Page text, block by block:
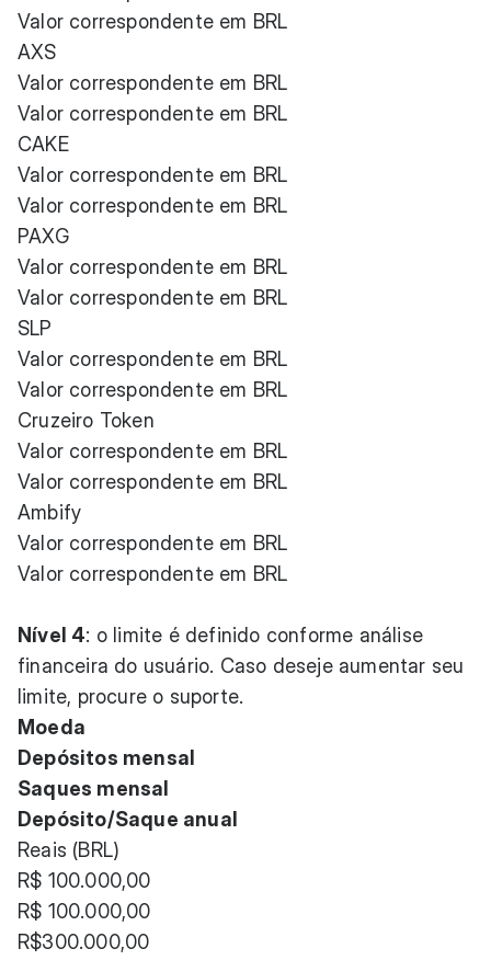
Valor correspondente em BRL
AXS
Valor correspondente em BRL
Valor correspondente em BRL
CAKE
Valor correspondente em BRL
Valor correspondente em BRL
PAXG
Valor correspondente em BRL
Valor correspondente em BRL
SLP
Valor correspondente em BRL
Valor correspondente em BRL
Cruzeiro Token
Valor correspondente em BRL
Valor correspondente em BRL
Ambify
Valor correspondente em BRL
Valor correspondente em BRL
Nível 4: o limite é definido conforme análise
financeira do usuário. Caso deseje aumentar seu
limite, procure o suporte.
Moeda
Depósitos mensal
Saques mensal
Depósito/Saque anual
Reais (BRL)
R$ 100.000,00
R$ 100.000,00
R$300.000,00